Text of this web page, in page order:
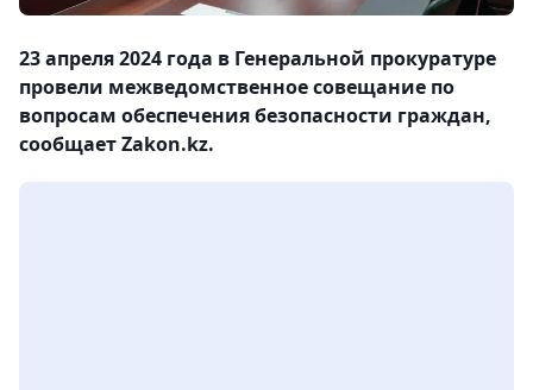
23 апреля 2024 года в Генеральной прокуратуре
провели межведомственное совещание по
вопросам обеспечения безопасности граждан,
сообщает Zakon.kz.